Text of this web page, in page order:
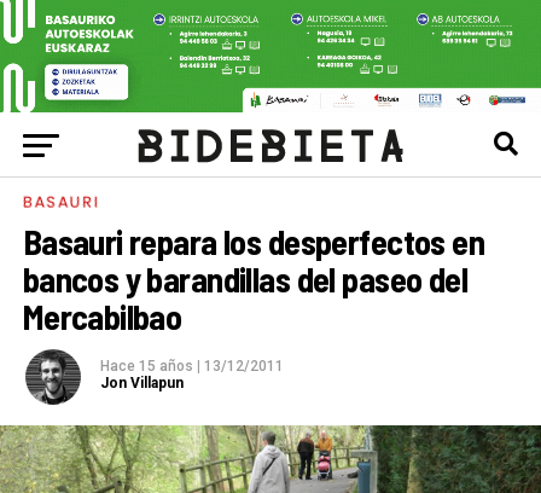
BASAURI
Basauri repara los desperfectos en
bancos y barandillas del paseo del
Mercabilbao
Hace 15 años
13/12/2011
Jon Villapun